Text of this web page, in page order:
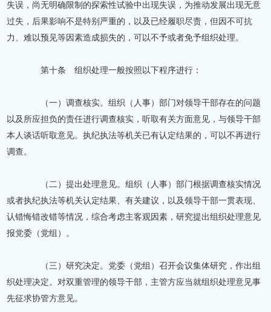
失误，尚无明确限制的探索性试验中出现失误，为推动发展出现无意
过失，后果影响不是特别严重的，以及已经履职尽责，但因不可抗
力、难以预见等因素造成损失的，可以不予或者免予组织处理。
第十条 组织处理一般按照以下程序进行：
（一）调查核实。组织（人事）部门对领导干部存在的问题
以及所应担负的责任进行调查核实，听取有关方面意见，与领导干部
本人谈话听取意见。执纪执法等机关已有认定结果的，可以不再进行
调查。
（二）提出处理意见。组织（人事）部门根据调查核实情况
或者执纪执法等机关认定结果、有关建议，以及领导干部一贯表现、
认错悔错改错等情况，综合考虑主客观因素，研究提出组织处理意见
报党委（党组）。
（三）研究决定。党委（党组）召开会议集体研究，作出组
织处理决定。对双重管理的领导干部，主管方应当就组织处理意见事
先征求协管方意见。